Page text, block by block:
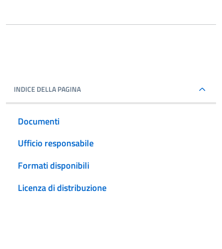
INDICE DELLA PAGINA
Documenti
Ufficio responsabile
Formati disponibili
Licenza di distribuzione